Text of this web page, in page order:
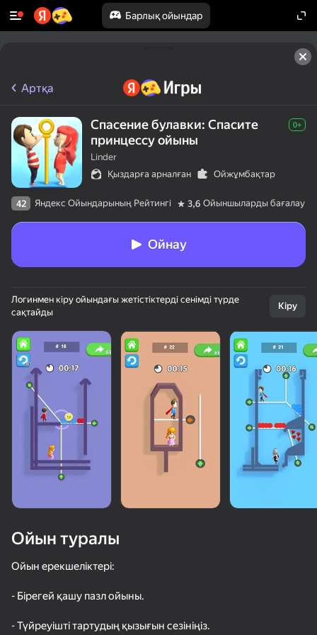
Барлық ойындар
Артқа
Спасение булавки: Спасите
принцессу ойыны
0+
Linder
Қыздарға арналған
Ойжұмбақтар
42 Яндекс Ойындарының Рейтингі 3,6 Ойыншыларды бағалау
Ойнау
Логинмен кіру ойындағы жетістіктерді сенімді түрде
сақтайды
Кіру
Ойын туралы
Ойын ерекшеліктері:
- Бірегей қашу пазл ойыны.
- Түйреуішті тартудың қызығын сезініңіз.